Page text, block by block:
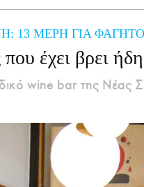
13 ΜΕΡΗ ΓΙΑ
έχει βρει
wine bar της Νέας